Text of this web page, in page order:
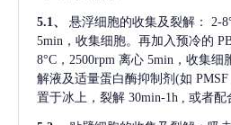
5.1、 悬浮细胞的收集及裂解：
2-
5min，收集细胞。再加入预冷的
8°C，2500rpm 离心 5min，收集
解液及适量蛋白酶抑制剂(如 PMSF
置于冰上，裂解 30min-1h , 或者配